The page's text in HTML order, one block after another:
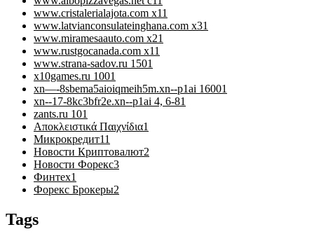
www.cristalerialajota.com x11
www.latvianconsulateinghana.com x31
www.miramesaauto.com x21
www.rustgocanada.com x11
www.strana-sadov.ru 1501
x10games.ru 1001
xn—-8sbema5aioiqmeih5m.xn--p1ai 16001
xn--17-8kc3bfr2e.xn--p1ai 4, 6-81
zants.ru 101
Αποκλειστικά Παιχνίδια1
Микрокредит11
Новости Криптовалют2
Новости Форекс3
Финтех1
Форекс Брокеры2
Tags